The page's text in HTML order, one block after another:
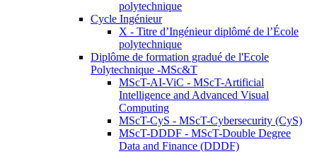
polytechnique
Cycle Ingénieur
X - Titre d’Ingénieur diplômé de l’École
polytechnique
Diplôme de formation gradué de l'Ecole
Polytechnique -MSc&T
MScT-AI-ViC - MScT-Artificial
Intelligence and Advanced Visual
Computing
MScT-CyS - MScT-Cybersecurity (CyS)
MScT-DDDF - MScT-Double Degree
Data and Finance (DDDF)